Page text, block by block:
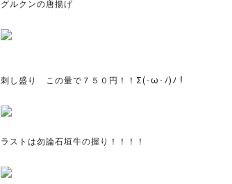
グルクンの唐揚げ
刺し盛り この量で７５０円！！Σ(･ω･ﾉ)ﾉ！
ラストは勿論石垣牛の握り！！！！